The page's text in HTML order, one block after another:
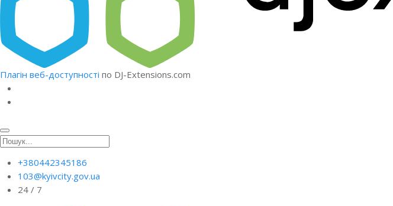
Плагін веб-доступності по DJ-Extensions.com
+380442345186
103@kyivcity.gov.ua
24 / 7